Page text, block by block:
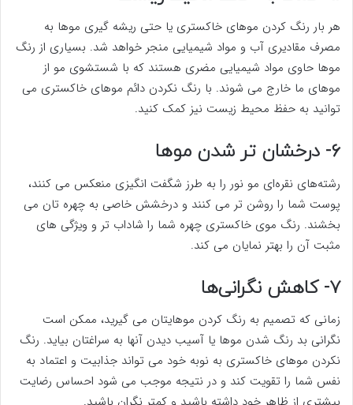
هر بار رنگ کردن موهای خاکستری یا حتی ریشه گیری موها به
مصرف مقادیری آب و مواد شیمیایی منجر خواهد شد. بسیاری از رنگ‌
موها حاوی مواد شیمیایی مضری هستند که با شستشوی مو از
موهای ما خارج می شوند. با رنگ نکردن دائم موهای خاکستری می
توانید به حفظ محیط زیست نیز کمک کنید.
۶- درخشان تر شدن موها
رشته‌های نقره‌ای مو نور را به طرز شگفت انگیزی منعکس می کنند،
پوست شما را روشن تر می کنند و درخشش خاصی به چهره تان می
بخشند. رنگ موی خاکستری چهره شما را شاداب تر و ویژگی های
مثبت آن را بهتر نمایان می کند.
۷- کاهش نگرانی‌ها
زمانی که تصمیم به رنگ کردن موهایتان می گیرید، ممکن است
نگرانی بد رنگ شدن موها یا آسیب دیدن آنها به سراغتان بیاید. رنگ
نکردن موهای خاکستری به نوبه خود می تواند جذابیت و اعتماد به
نفس شما را تقویت کند و در نتیجه موجب می شود احساس رضایت